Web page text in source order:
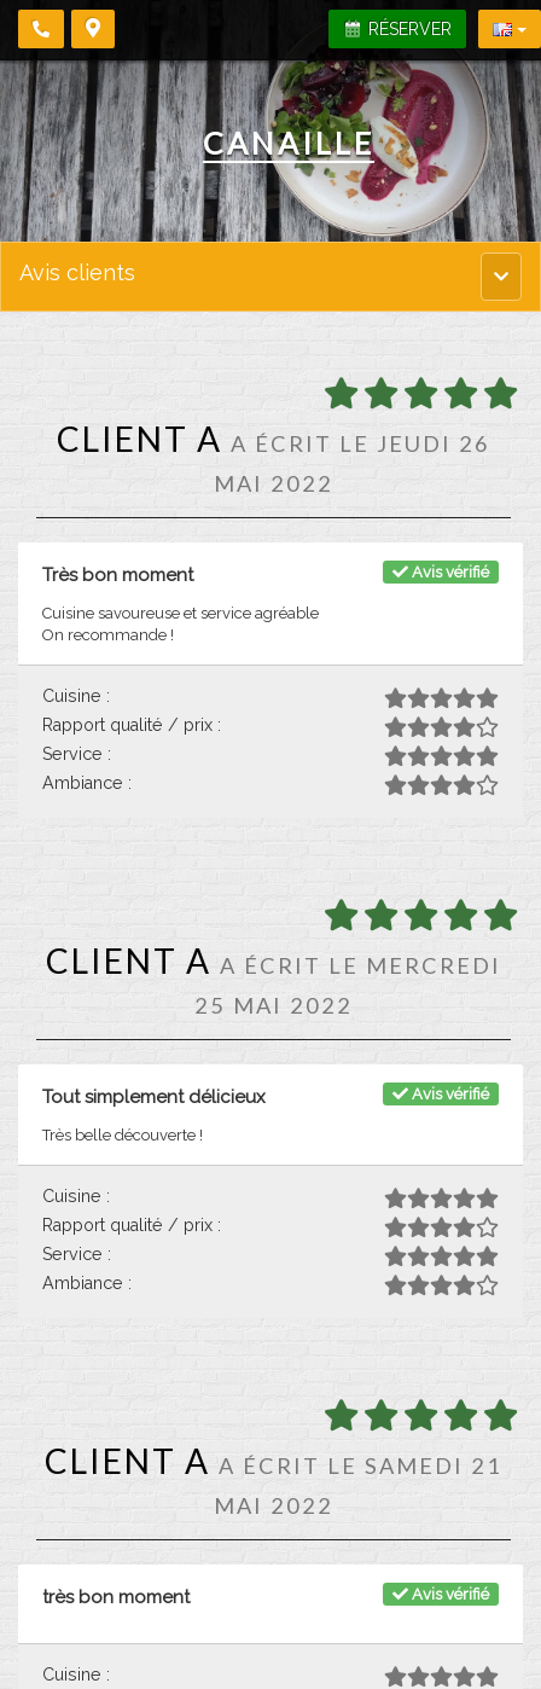
RÉSERVER
CANAILLE
Menu
Avis clients
CLIENT A A ÉCRIT LE JEUDI 26
MAI 2022
Avis vérifié
Très bon moment
Cuisine savoureuse et service agréable
On recommande !
Cuisine :
Rapport qualité / prix :
Service :
Ambiance :
CLIENT A A ÉCRIT LE MERCREDI
25 MAI 2022
Avis vérifié
Tout simplement délicieux
Très belle découverte !
Cuisine :
Rapport qualité / prix :
Service :
Ambiance :
CLIENT A A ÉCRIT LE SAMEDI 21
MAI 2022
Avis vérifié
très bon moment
Cuisine :